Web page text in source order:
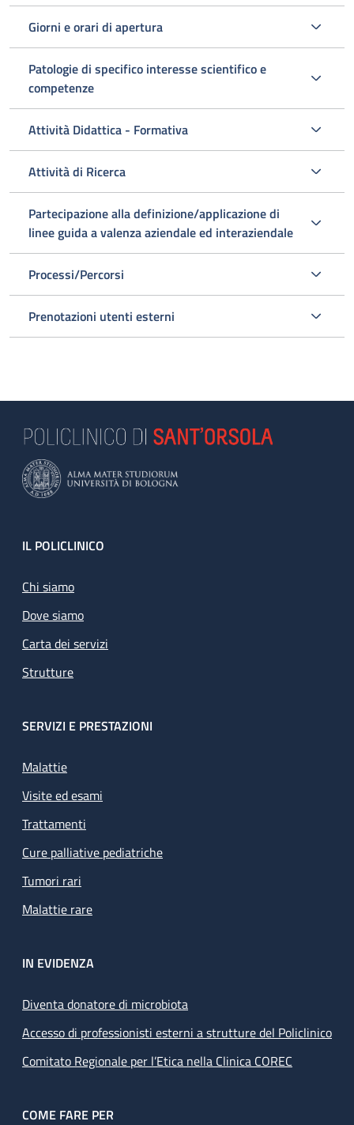
Giorni e orari di apertura
Patologie di specifico interesse scientifico e
competenze
Attività Didattica - Formativa
Attività di Ricerca
Partecipazione alla definizione/applicazione di
linee guida a valenza aziendale ed interaziendale
Processi/Percorsi
Prenotazioni utenti esterni
Footer
IL POLICLINICO
Chi siamo
Dove siamo
Carta dei servizi
Strutture
SERVIZI E PRESTAZIONI
Malattie
Visite ed esami
Trattamenti
Cure palliative pediatriche
Tumori rari
Malattie rare
IN EVIDENZA
Diventa donatore di microbiota
Accesso di professionisti esterni a strutture del Policlinico
Comitato Regionale per l’Etica nella Clinica COREC
COME FARE PER